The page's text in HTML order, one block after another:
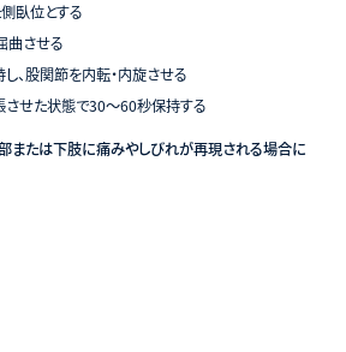
臥位とする
曲させる
、股関節を内転・内旋させる
せた状態で30〜60秒保持する
または下肢に痛みやしびれが再現される場合に